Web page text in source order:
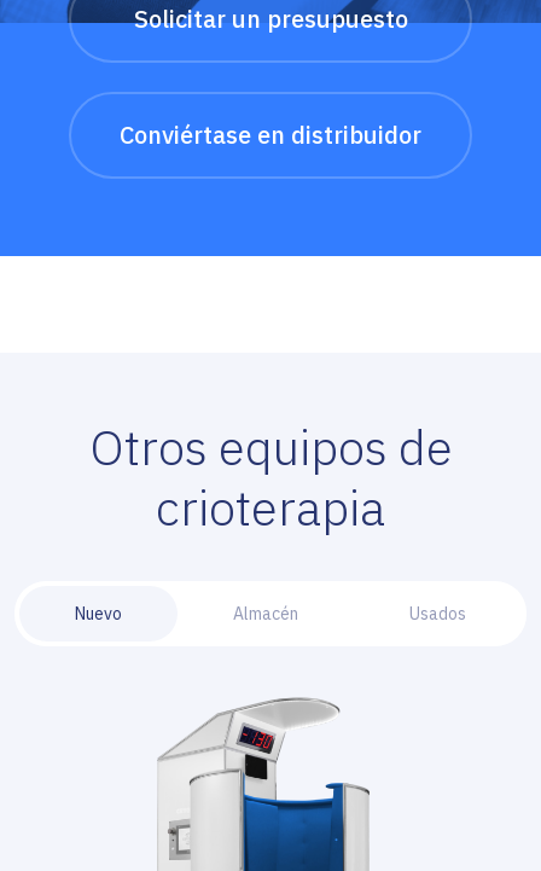
Solicitar un presupuesto
Conviértase en distribuidor
Otros equipos de
crioterapia
Nuevo Almacén Usados